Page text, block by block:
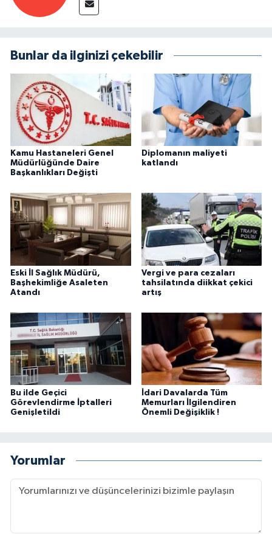
Bunlar da ilginizi çekebilir
Kamu Hastaneleri Genel
Müdürlüğünde Daire
Başkanlıkları Değişti
Diplomanın maliyeti
katlandı
Eski İl Sağlık Müdürü,
Başhekimliğe Asaleten
Atandı
Vergi ve para cezaları
tahsilatında diikkat çekici
artış
Bu ilde Geçici
Görevlendirme İptalleri
Genişletildi
İdari Davalarda Tüm
Memurları İlgilendiren
Önemli Değişiklik !
Yorumlar